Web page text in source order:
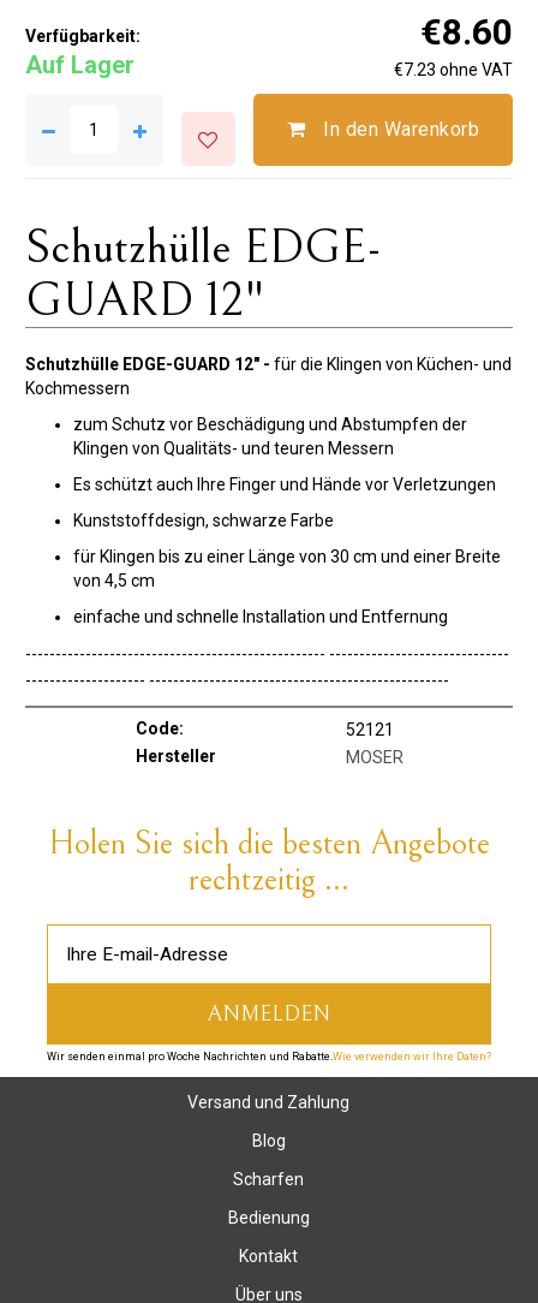
Verfügbarkeit:
Auf Lager
€8.60
€7.23 ohne VAT
In den Warenkorb
Schutzhülle EDGE-
GUARD 12"
Schutzhülle EDGE-GUARD 12" - für die Klingen von Küchen- und
Kochmessern
zum Schutz vor Beschädigung und Abstumpfen der
Klingen von Qualitäts- und teuren Messern
Es schützt auch Ihre Finger und Hände vor Verletzungen
Kunststoffdesign, schwarze Farbe
für Klingen bis zu einer Länge von 30 cm und einer Breite
von 4,5 cm
einfache und schnelle Installation und Entfernung
-------------------------------------------------- ------------------------------
-------------------- --------------------------------------------------
Code:
52121
Hersteller
MOSER
Holen Sie sich die besten Angebote
rechtzeitig ...
Wir senden einmal pro Woche Nachrichten und Rabatte.Wie verwenden wir Ihre Daten?
Versand und Zahlung
Blog
Scharfen
Bedienung
Kontakt
Über uns